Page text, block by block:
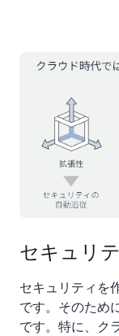
セキュリ
セキュリティを
です。そのため
です。特に、ク